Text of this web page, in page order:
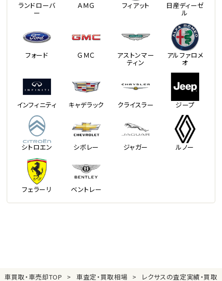
ランドローバ
ー
ＡＭＧ フィアット 日産ディーゼ
ル
フォード ＧＭＣ アストンマー
ティン
アルファロメ
オ
インフィニティ キャデラック クライスラー ジープ
シトロエン シボレー ジャガー ルノー
フェラーリ ベントレー
車買取・車売却TOP 車査定・買取相場 レクサスの査定実績・買取